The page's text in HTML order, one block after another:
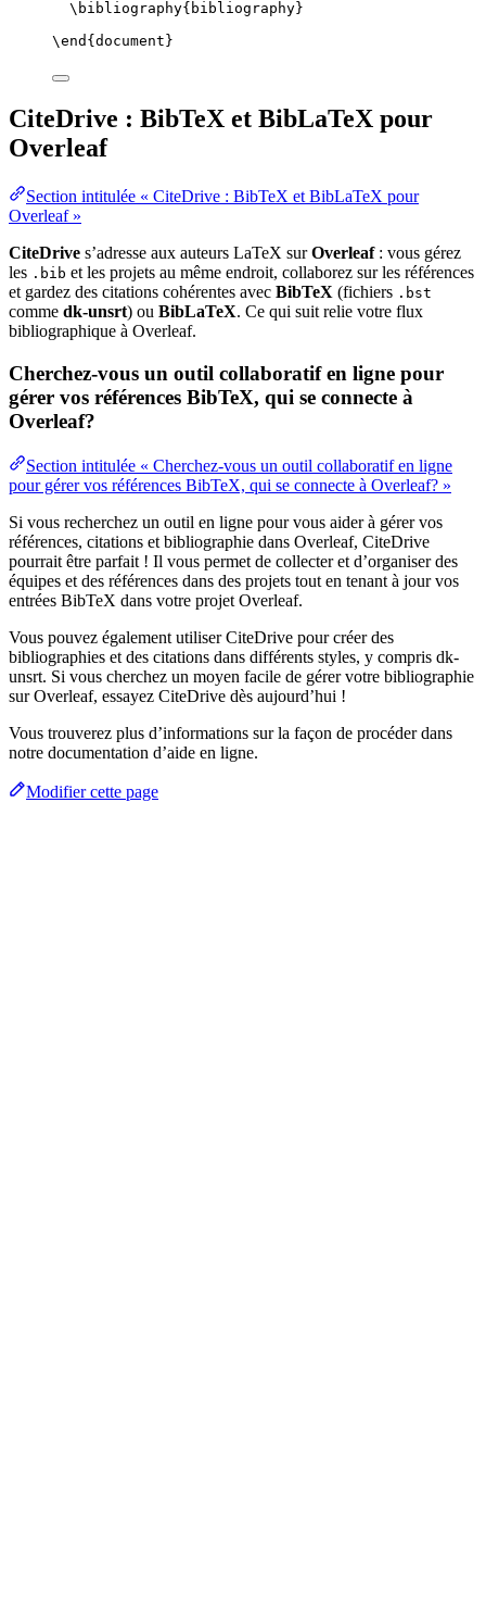
\bibliography{bibliography}
\end { document }
CiteDrive : BibTeX et BibLaTeX pour
Overleaf
Section intitulée « CiteDrive : BibTeX et BibLaTeX pour
Overleaf »
CiteDrive s’adresse aux auteurs LaTeX surOverleaf: vous gérez
les .bib et les projets au même endroit, collaborez sur les références
et gardez des citations cohérentes avec BibTeX (fichiers .bst
comme dk-unsrt) ou BibLaTeX. Ce qui suit relie votre flux
bibliographique à Overleaf.
Cherchez-vous un outil collaboratif en ligne pour
gérer vos références BibTeX, qui se connecte à
Overleaf?
Section intitulée « Cherchez-vous un outil collaboratif en ligne
pour gérer vos références BibTeX, qui se connecte à Overleaf? »
Si vous recherchez un outil en ligne pour vous aider à gérer vos
références, citations et bibliographie dans Overleaf, CiteDrive
pourrait être parfait ! Il vous permet de collecter et d’organiser des
équipes et des références dans des projets tout en tenant à jour vos
entrées BibTeX dans votre projet Overleaf.
Vous pouvez également utiliser CiteDrive pour créer des
bibliographies et des citations dans différents styles, y compris dk-
unsrt. Si vous cherchez un moyen facile de gérer votre bibliographie
sur Overleaf, essayez CiteDrive dès aujourd’hui !
Vous trouverez plus d’informations sur la façon de procéder dans
notre documentation d’aide en ligne.
Modifier cette page